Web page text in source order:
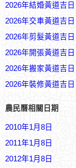
2026年結婚黃道吉日
2026年交車黃道吉日
2026年剪髮黃道吉日
2026年開張黃道吉日
2026年搬家黃道吉日
2026年裝修黃道吉日
農民曆相關日期
2010年1月8日
2011年1月8日
2012年1月8日